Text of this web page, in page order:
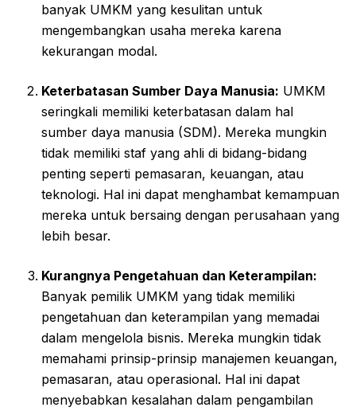
banyak UMKM yang kesulitan untuk
mengembangkan usaha mereka karena
kekurangan modal.
Keterbatasan Sumber Daya Manusia: UMKM
seringkali memiliki keterbatasan dalam hal
sumber daya manusia (SDM). Mereka mungkin
tidak memiliki staf yang ahli di bidang-bidang
penting seperti pemasaran, keuangan, atau
teknologi. Hal ini dapat menghambat kemampuan
mereka untuk bersaing dengan perusahaan yang
lebih besar.
Kurangnya Pengetahuan dan Keterampilan:
Banyak pemilik UMKM yang tidak memiliki
pengetahuan dan keterampilan yang memadai
dalam mengelola bisnis. Mereka mungkin tidak
memahami prinsip-prinsip manajemen keuangan,
pemasaran, atau operasional. Hal ini dapat
menyebabkan kesalahan dalam pengambilan